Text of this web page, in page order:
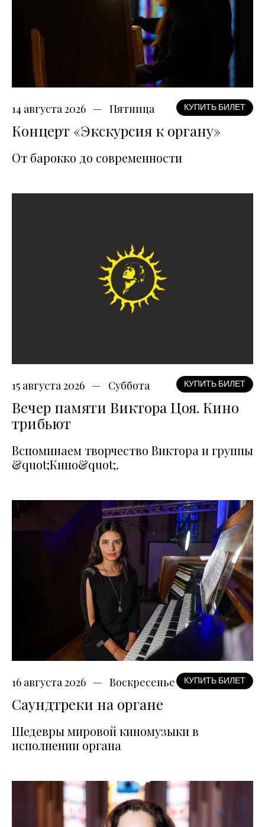
14 августа 2026 Пятница КУПИТЬ БИЛЕТ
Концерт «Экскурсия к органу»
От барокко до современности
15 августа 2026 Суббота КУПИТЬ БИЛЕТ
Вечер памяти Виктора Цоя. Кино
трибьют
Вспоминаем творчество Виктора и группы
&quot;Кино&quot;.
16 августа 2026 Воскресенье КУПИТЬ БИЛЕТ
Саундтреки на органе
Шедевры мировой киномузыки в
исполнении органа